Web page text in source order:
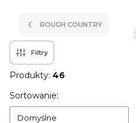
ROUGH COUNTRY
Filtry
Produkty: 46
Lista produktów
Sortowanie:
Domyślne